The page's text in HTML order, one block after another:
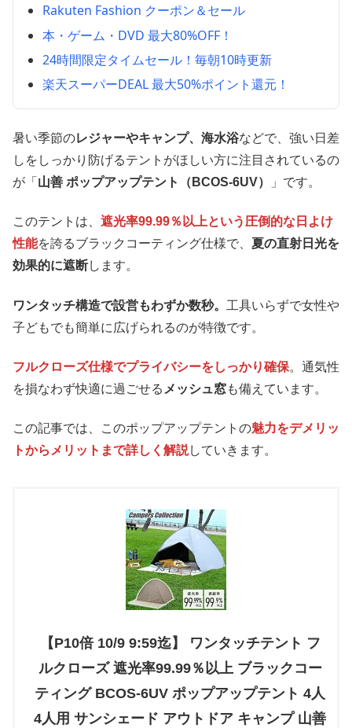
Rakuten Fashion クーポン＆セール
本・ゲーム・DVD 最大80%OFF！
24時間限定タイムセール！毎朝10時更新
楽天スーパーDEAL 最大50%ポイント還元！
暑い季節のレジャーやキャンプ、海水浴などで、強い日差
しをしっかり防げるテントがほしい方に注目されているの
が「 山善 ポップアップテント（BCOS-6UV） 」です。
このテントは、 遮光率99.99％以上という圧倒的な日よけ
性能を誇るブラックコーティング仕様で、 夏の直射日光を
効果的に遮断します。
ワンタッチ構造で設営もわずか数秒。 工具いらずで女性や
子どもでも簡単に広げられるのが特徴です。
フルクローズ仕様でプライバシーをしっかり確保。通気性
を損なわず快適に過ごせる メッシュ窓も備えています。
この記事では、このポップアップテントの魅力をデメリッ
トからメリットまで詳しく解説していきます。
【P10倍 10/9 9:59迄】 ワンタッチテント フ
ルクローズ 遮光率99.99％以上 ブラックコー
ティング BCOS-6UV ポップアップテント 4人
4人用 サンシェード アウトドア キャンプ 山善